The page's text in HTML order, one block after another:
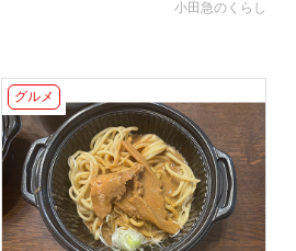
小田急のくらし
グルメ